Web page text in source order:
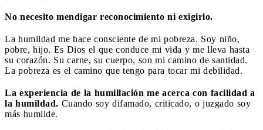
No necesito mendigar reconocimiento ni exigirlo.
La humildad me hace consciente de mi pobreza. Soy niño,
pobre, hijo. Es Dios el que conduce mi vida y me lleva hasta
su corazón. Su carne, su cuerpo, son mi camino de santidad.
La pobreza es el camino que tengo para tocar mi debilidad.
La experiencia de la humillación me acerca con facilidad a
la humildad. Cuando soy difamado, criticado, o juzgado soy
más humilde.